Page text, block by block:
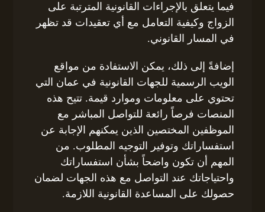
فيما يتعلق بالإجراءات القانونية المترتبة على
الزواج وكيفية التعامل مع أي تعقيدات قد تظهر
في المسار القانوني.
إضافةً إلى ذلك، يمكن الاستفادة من مواقع
الويب الرسمية للجهات القانونية في عمان التي
تحتوي على معلومات وموارد قيمة. تتيح هذه
المنصات فرصاً رائعة للتواصل المباشر مع
الموظفين المختصين الذين يمكنهم الإجابة عن
استفساراتك وتوفير التوجيه المطلوب. من
المهم أن تكون واضحاً بشأن استفساراتك
واحتياجاتك عند التواصل مع هذه الجهات لضمان
حصولك على المساعدة القانونية اللازمة.